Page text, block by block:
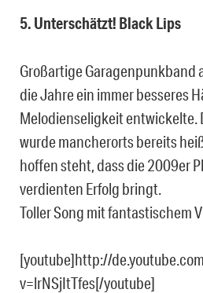
5. Unterschätzt! Black Lips
Großartige Garagenpunkband
die Jahre ein immer besseres
Melodienseligkeit entwickelte.
wurde mancherorts bereits
hoffen steht, dass die 2009er
verdienten Erfolg bringt.
Toller Song mit fantastischem
[youtube]http://
v=lrNSjItTfes[/youtube]